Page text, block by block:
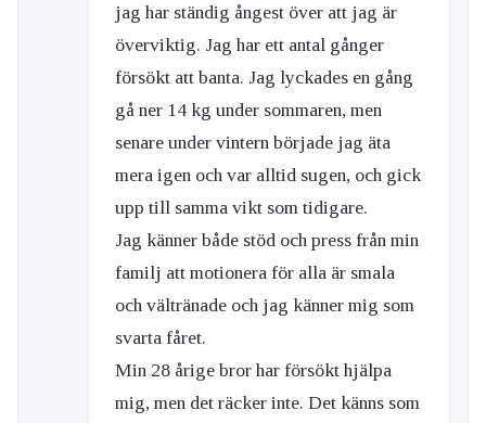
jag har ständig ångest över att jag är
överviktig. Jag har ett antal gånger
försökt att banta. Jag lyckades en gång
gå ner 14 kg under sommaren, men
senare under vintern började jag äta
mera igen och var alltid sugen, och gick
upp till samma vikt som tidigare.
Jag känner både stöd och press från min
familj att motionera för alla är smala
och vältränade och jag känner mig som
svarta fåret.
Min 28 årige bror har försökt hjälpa
mig, men det räcker inte. Det känns som